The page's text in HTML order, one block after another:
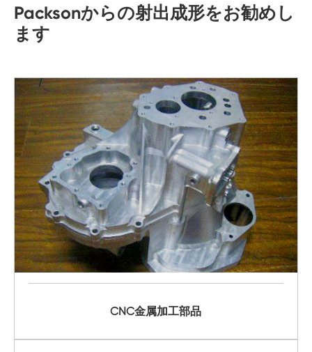
Packsonからの射出成形をお勧めし
ます
CNC金属加工部品